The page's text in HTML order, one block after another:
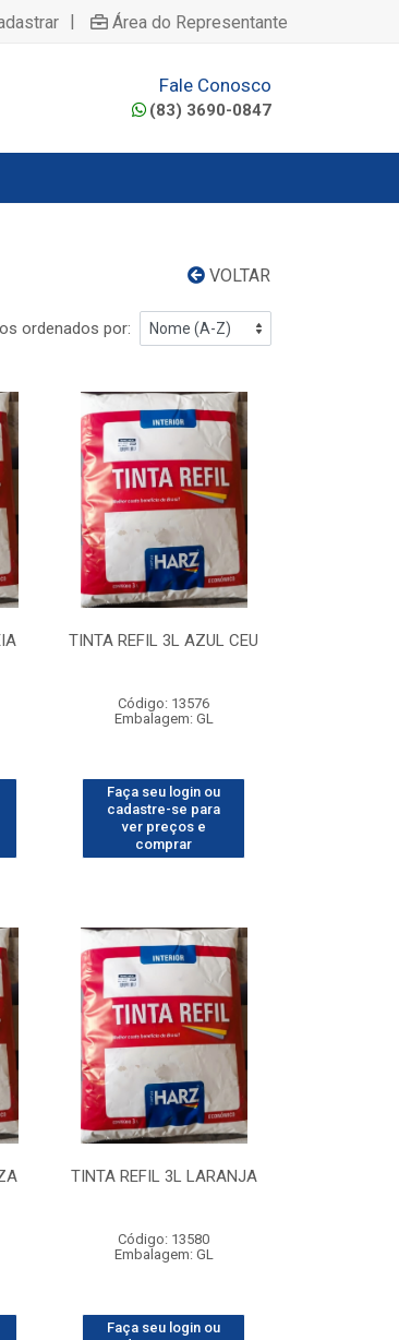
| Área do Representante
Fale Conosco
(83) 3690-0847
VOLTAR
ordenados por:
TINTA REFIL 3L AZUL CEU
Código: 13576
Embalagem: GL
Faça seu login ou
cadastre-se para
ver preços e
comprar
TINTA REFIL 3L LARANJA
Código: 13580
Embalagem: GL
Faça seu login ou